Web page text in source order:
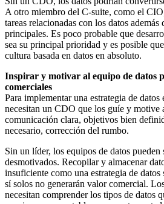
A otro miembro del C-suite, como el
tareas relacionadas con los datos además
principales. Es poco probable que
sea su principal prioridad y es posible
cultura basada en datos en absoluto.
Inspirar y motivar al equipo de datos
comerciales
Para implementar una estrategia de
necesitan un CDO que los guíe y motive
comunicación clara, objetivos bien
necesario, corrección del rumbo.
Sin un líder, los equipos de datos
desmotivados. Recopilar y almacenar
insuficiente como una estrategia de
sí solos no generarán valor comercial.
necesitan comprender los tipos de datos